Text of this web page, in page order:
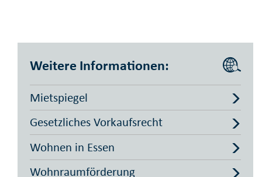
Weitere Informationen:
Mietspiegel
Gesetzliches Vorkaufsrecht
Wohnen in Essen
Wohnraumförderung